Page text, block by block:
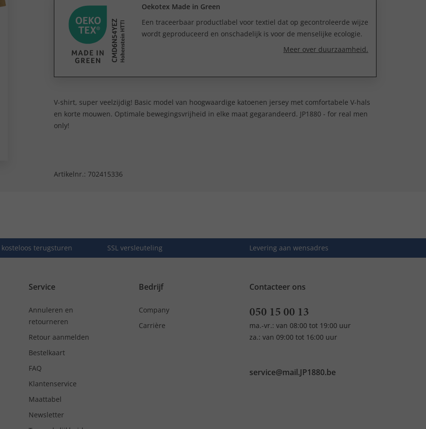
Oekotex Made in Green
Een traceerbaar productlabel voor textiel dat op gecontroleerde wijze
wordt geproduceerd en onschadelijk is voor de menselijke ecologie.
Meer over duurzaamheid.
V-shirt, super veelzijdig! Basic model van hoogwaardige katoenen jersey met comfortabele V-hals
en korte mouwen. Optimale bewegingsvrijheid in elke maat gegarandeerd. JP1880 - for real men
only!
Artikelnr.: 702415336
kosteloos terugsturen SSL versleuteling Levering aan wensadres
Service
Annuleren en
retourneren
Retour aanmelden
Bestelkaart
FAQ
Klantenservice
Maattabel
Newsletter
Bedrijf
Company
Carrière
Contacteer ons
050 15 00 13
ma.-vr.: van 08:00 tot 19:00 uur
za.: van 09:00 tot 16:00 uur
service@mail.JP1880.be